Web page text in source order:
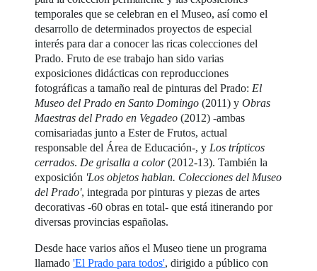
temporales que se celebran en el Museo, así como el
desarrollo de determinados proyectos de especial
interés para dar a conocer las ricas colecciones del
Prado. Fruto de ese trabajo han sido varias
exposiciones didácticas con reproducciones
fotográficas a tamaño real de pinturas del Prado: El
Museo del Prado en Santo Domingo(2011) yObras
Maestras del Prado en Vegadeo (2012) -ambas
comisariadas junto a Ester de Frutos, actual
responsable del Área de Educación-, y Los trípticos
cerrados. De grisalla a color(2012-13). También la
exposición 'Los objetos hablan. Colecciones del Museo
del Prado', integrada por pinturas y piezas de artes
decorativas -60 obras en total- que está itinerando por
diversas provincias españolas.
Desde hace varios años el Museo tiene un programa
llamado'El Prado para todos', dirigido a público con